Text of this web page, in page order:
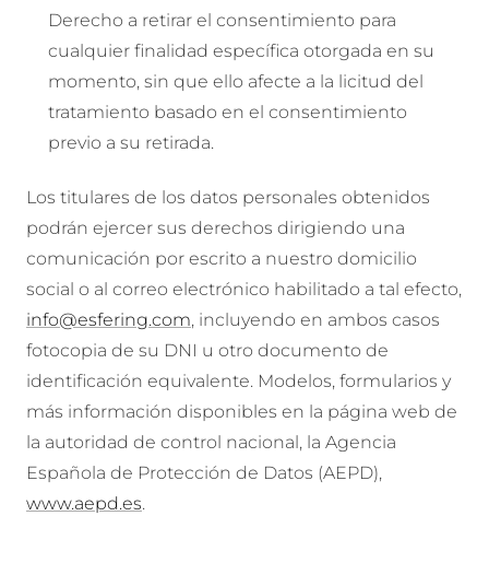
Derecho a retirar el consentimiento para
cualquier finalidad específica otorgada en su
momento, sin que ello afecte a la licitud del
tratamiento basado en el consentimiento
previo a su retirada.
Los titulares de los datos personales obtenidos
podrán ejercer sus derechos dirigiendo una
comunicación por escrito a nuestro domicilio
social o al correo electrónico habilitado a tal efecto,
info@esfering.com, incluyendo en ambos casos
fotocopia de su DNI u otro documento de
identificación equivalente. Modelos, formularios y
más información disponibles en la página web de
la autoridad de control nacional, la Agencia
Española de Protección de Datos (AEPD),
www.aepd.es.